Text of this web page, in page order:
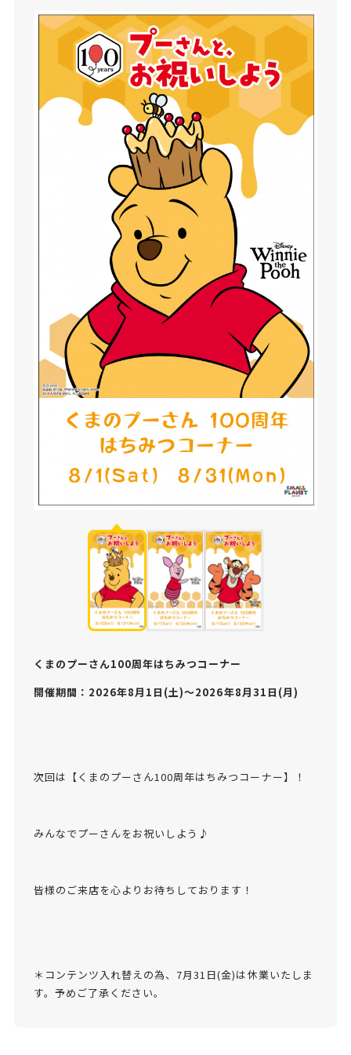
くまのプーさん100周年はちみつコーナー
開催期間：2026年8月1日(土)～2026年8月31日(月)
次回は【くまのプーさん100周年はちみつコーナー】！
みんなでプーさんをお祝いしよう♪
皆様のご来店を心よりお待ちしております！
＊コンテンツ入れ替えの為、7月31日(金)は休業いたしま
す。予めご了承ください。